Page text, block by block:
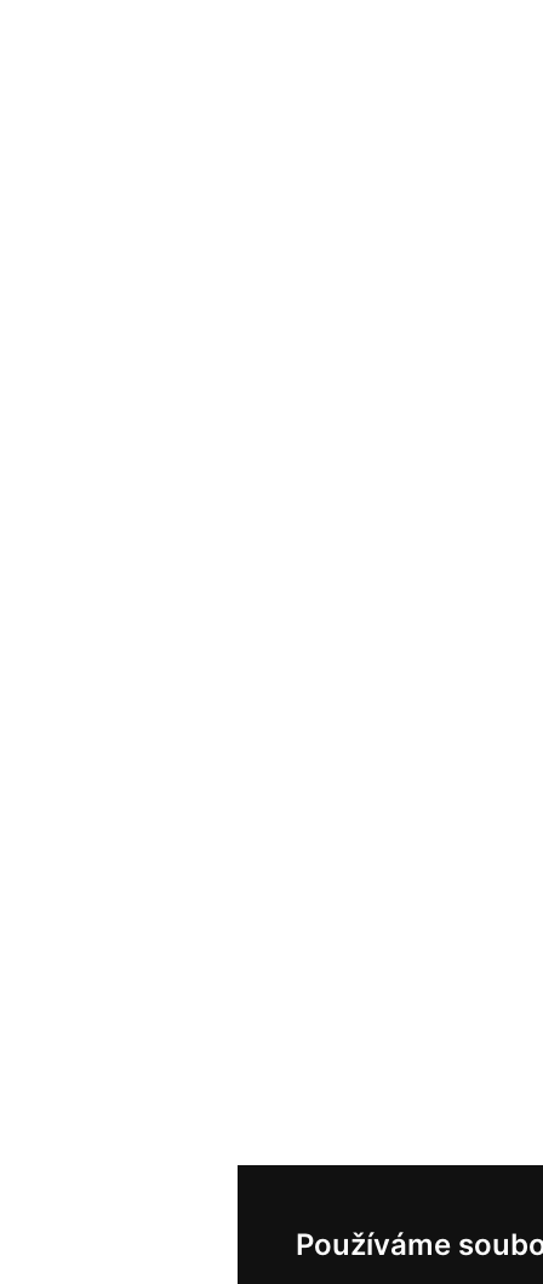
Používáme